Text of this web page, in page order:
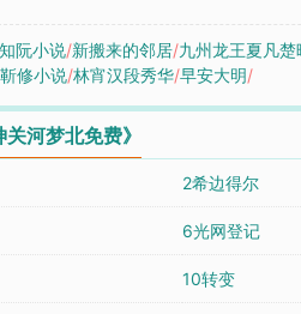
阮小说/新搬来的邻居/九州龙王夏凡楚
修小说/林宵汉段秀华/早安大明/
关河梦北免费》
2希边得尔
6光网登记
10转变